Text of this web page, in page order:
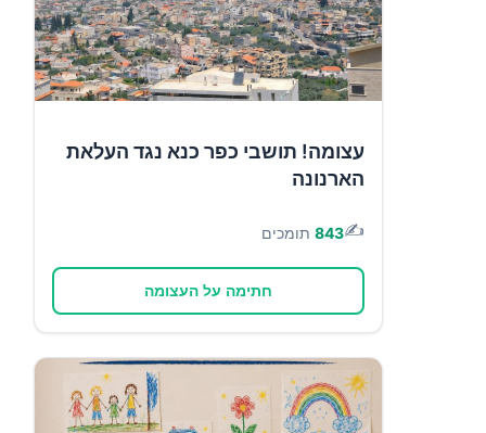
עצומה! תושבי כפר כנא נגד העלאת
הארנונה
✍️
843 תומכים
חתימה על העצומה